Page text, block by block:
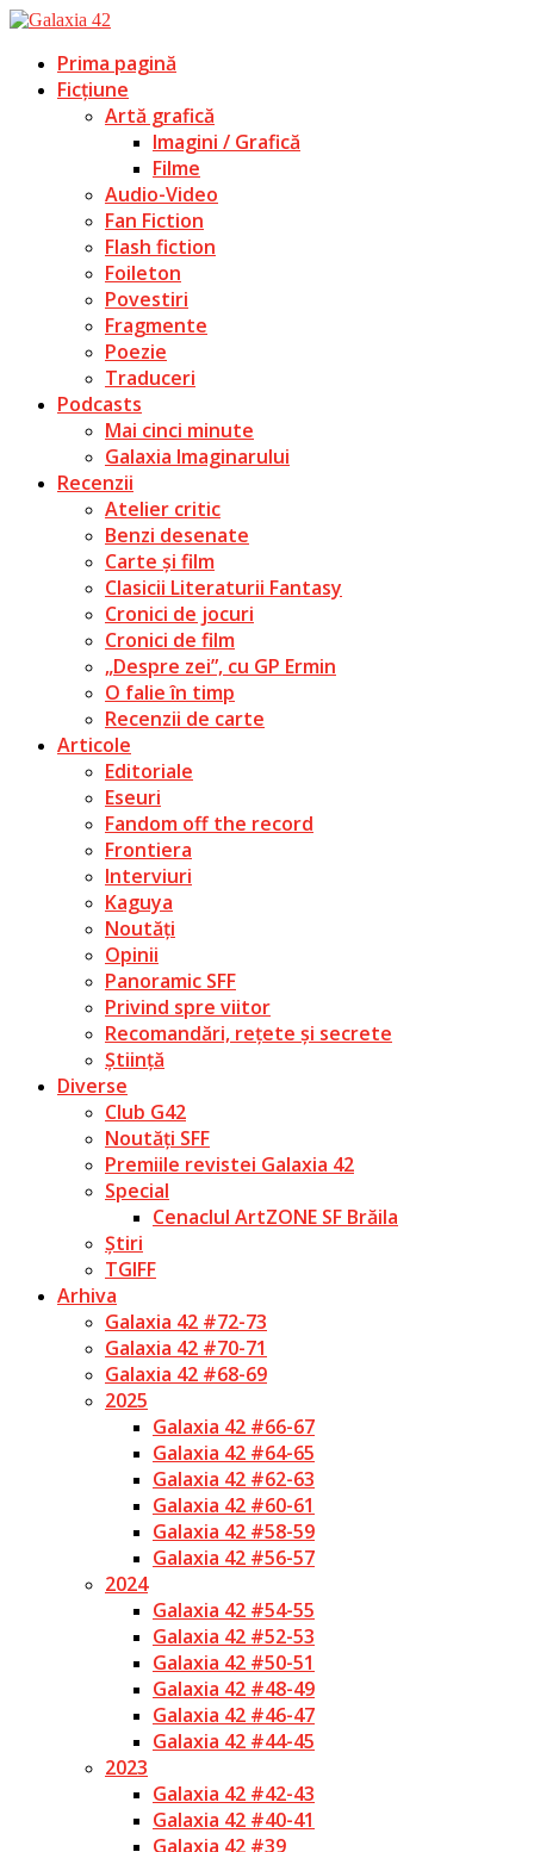
Prima pagină
Ficțiune
Artă grafică
Imagini / Grafică
Filme
Audio-Video
Fan Fiction
Flash fiction
Foileton
Povestiri
Fragmente
Poezie
Traduceri
Podcasts
Mai cinci minute
Galaxia Imaginarului
Recenzii
Atelier critic
Benzi desenate
Carte și film
Clasicii Literaturii Fantasy
Cronici de jocuri
Cronici de film
„Despre zei”, cu GP Ermin
O falie în timp
Recenzii de carte
Articole
Editoriale
Eseuri
Fandom off the record
Frontiera
Interviuri
Kaguya
Noutăți
Opinii
Panoramic SFF
Privind spre viitor
Recomandări, rețete și secrete
Știință
Diverse
Club G42
Noutăți SFF
Premiile revistei Galaxia 42
Special
Cenaclul ArtZONE SF Brăila
Știri
TGIFF
Arhiva
Galaxia 42 #72-73
Galaxia 42 #70-71
Galaxia 42 #68-69
2025
Galaxia 42 #66-67
Galaxia 42 #64-65
Galaxia 42 #62-63
Galaxia 42 #60-61
Galaxia 42 #58-59
Galaxia 42 #56-57
2024
Galaxia 42 #54-55
Galaxia 42 #52-53
Galaxia 42 #50-51
Galaxia 42 #48-49
Galaxia 42 #46-47
Galaxia 42 #44-45
2023
Galaxia 42 #42-43
Galaxia 42 #40-41
Galaxia 42 #39